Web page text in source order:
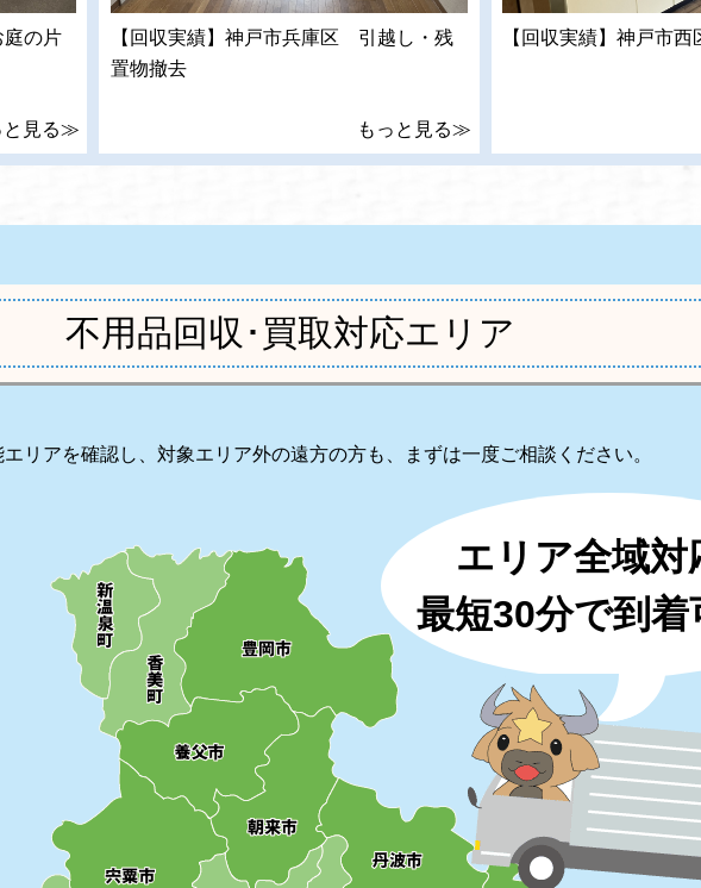
の片
と見る≫
【回収実績】神戸市兵庫区 引越し・残
置物撤去
もっと見る≫
【回収実績】神戸市
不用品回収･買取対応エリア
リアを確認し、対象エリア外の遠方の方も、まずは一度ご相談ください。
エリア全域対
最短30分で到着